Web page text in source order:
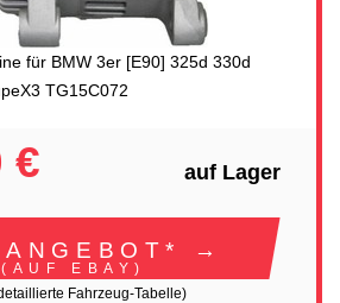
für BMW 3er [E90] 325d 330d
TG15C072
€ auf Lager
ANGEBOT* →
(AUF EBAY)
Fahrzeug-Tabelle)